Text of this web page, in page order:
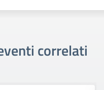
correlati